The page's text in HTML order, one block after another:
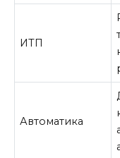
ИТП
Автоматика